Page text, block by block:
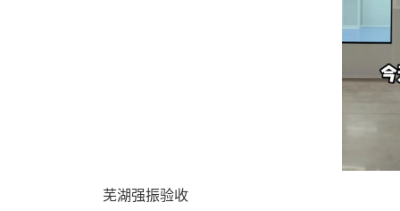
芜湖强振验收